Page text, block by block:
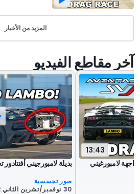
المزيد من الأخبار
آخر مقاطع الفيديو
13:43
في 6 جي تي بمواجهة لامبورغيني بديلة لامبورجيني أفنتادور تحتوي
صور تجسسية
30 نوفمبر/تشرين الثاني 2022